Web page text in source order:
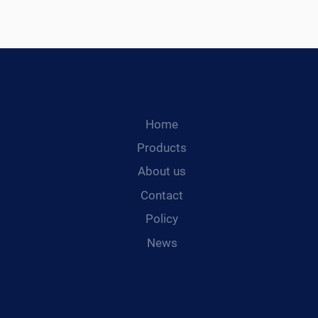
Home
Products
About us
Contact
Policy
News